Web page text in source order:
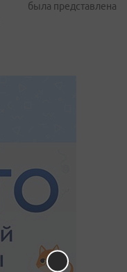
была представлена